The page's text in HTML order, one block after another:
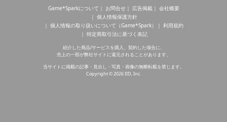
Game*Sparkについて お問合せ 広告掲載
会社概要
個人情報保護方針
個人情報の取り扱いについて（Game*Spark）
利用規約
特定商取引法に基づく表記
紹介した商品/サービスを購入、契約した場合に、
売上の一部が弊社サイトに還元されることがあります。
当サイトに掲載の記事・見出し・写真・画像の無断転載を禁じます。
Copyright © 2026 IID, Inc.